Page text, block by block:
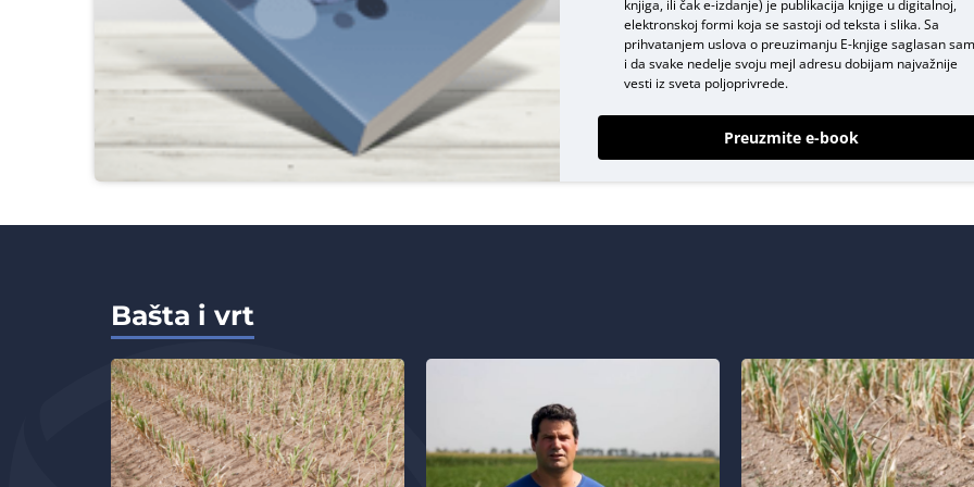
knjiga, ili čak e-izdanje) je publikacija knjige u digitalnoj,
elektronskoj formi koja se sastoji od teksta i slika. Sa
prihvatanjem uslova o preuzimanju E-knjigesaglasan sam
i da svake nedelje svoju mejl adresu dobijam najvažnije
vesti iz sveta poljoprivrede.
Preuzmite e-book
Bašta i vrt